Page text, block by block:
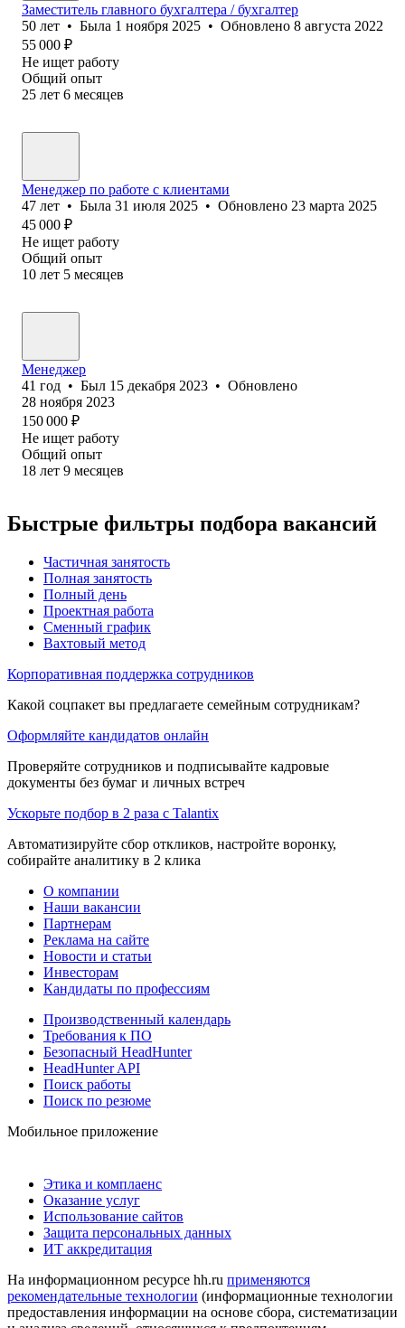
Заместитель главного бухгалтера / бухгалтер
50 лет • Была 1 ноября 2025 • Обновлено 8 августа 2022
55 000 ₽
Не ищет работу
Общий опыт
25 лет 6 месяцев
Менеджер по работе с клиентами
47 лет • Была 31 июля 2025 • Обновлено 23 марта 2025
45 000 ₽
Не ищет работу
Общий опыт
10 лет 5 месяцев
Менеджер
41 год • Был 15 декабря 2023 • Обновлено
28 ноября 2023
150 000 ₽
Не ищет работу
Общий опыт
18 лет 9 месяцев
Быстрые фильтры подбора вакансий
Частичная занятость
Полная занятость
Полный день
Проектная работа
Сменный график
Вахтовый метод
Корпоративная поддержка сотрудников
Какой соцпакет вы предлагаете семейным сотрудникам?
Оформляйте кандидатов онлайн
Проверяйте сотрудников и подписывайте кадровые
документы без бумаг и личных встреч
Ускорьте подбор в 2 раза с Talantix
Автоматизируйте сбор откликов, настройте воронку,
собирайте аналитику в 2 клика
О компании
Наши вакансии
Партнерам
Реклама на сайте
Новости и статьи
Инвесторам
Кандидаты по профессиям
Производственный календарь
Требования к ПО
Безопасный HeadHunter
HeadHunter API
Поиск работы
Поиск по резюме
Мобильное приложение
Этика и комплаенс
Оказание услуг
Использование сайтов
Защита персональных данных
ИТ аккредитация
На информационном ресурсе hh.ru применяются
рекомендательные технологии (информационные технологии
предоставления информации на основе сбора, систематизации